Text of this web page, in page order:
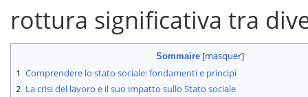
rottura significativa tra
Sommaire
1 Comprendere lo stato sociale: fondamenti e principi
2 La crisi del lavoro e il suo impatto sullo Stato sociale